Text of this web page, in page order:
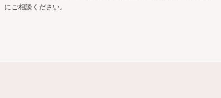
にご相談ください。